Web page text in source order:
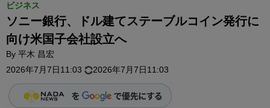
ビジネス
ソニー銀行、ドル建てステーブルコイン発行に
向け米国子会社設立へ
By 平木 昌宏
2026年7月7日11:03
2026年7月7日11:03